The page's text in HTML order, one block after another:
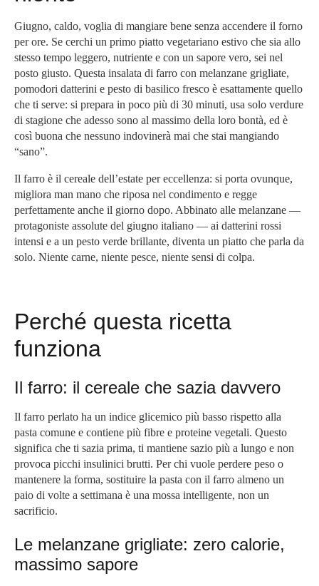
Giugno, caldo, voglia di mangiare bene senza accendere il forno
per ore. Se cerchi un primo piatto vegetariano estivo che sia allo
stesso tempo leggero, nutriente e con un sapore vero, sei nel
posto giusto. Questa insalata di farro con melanzane grigliate,
pomodori datterini e pesto di basilico fresco è esattamente quello
che ti serve: si prepara in poco più di 30 minuti, usa solo verdure
di stagione che adesso sono al massimo della loro bontà, ed è
così buona che nessuno indovinerà mai che stai mangiando
“sano”.
Il farro è il cereale dell’estate per eccellenza: si porta ovunque,
migliora man mano che riposa nel condimento e regge
perfettamente anche il giorno dopo. Abbinato alle melanzane —
protagoniste assolute del giugno italiano — ai datterini rossi
intensi e a un pesto verde brillante, diventa un piatto che parla da
solo. Niente carne, niente pesce, niente sensi di colpa.
Perché questa ricetta
funziona
Il farro: il cereale che sazia davvero
Il farro perlato ha un indice glicemico più basso rispetto alla
pasta comune e contiene più fibre e proteine vegetali. Questo
significa che ti sazia prima, ti mantiene sazio più a lungo e non
provoca picchi insulinici brutti. Per chi vuole perdere peso o
mantenere la forma, sostituire la pasta con il farro almeno un
paio di volte a settimana è una mossa intelligente, non un
sacrificio.
Le melanzane grigliate: zero calorie,
massimo sapore